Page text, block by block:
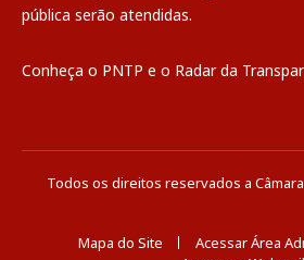
pública serão atendidas.
Conheça o PNTP e o Radar da
Todos os direitos reservados a
Mapa do Site
Acessar Área